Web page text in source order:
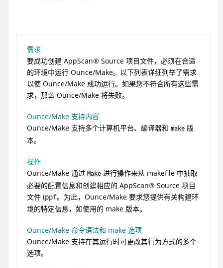
需求
要成功创建 AppScan® Source 项目文件，必须在合适
的环境中运行 Ounce/Make。以下列表详细列举了需求
以使 Ounce/Make 成功运行。如果您不符合所有这些需
求，那么 Ounce/Make 将失败。
Ounce/Make 支持内容
Ounce/Make 支持多个计算机平台、编译器和 make 版
本。
操作
Ounce/Make 通过 Make 进行操作来从 makefile 中抽取
必要的配置信息和创建相应的 AppScan® Source 项目
文件 (ppf。为此，Ounce/Make 要求您提供有关构建环
境的特定信息，如使用的 make 版本。
Ounce/Make 命令语法和 make 选项
Ounce/Make 支持在其运行时可更改其行为方式的多个
选项。